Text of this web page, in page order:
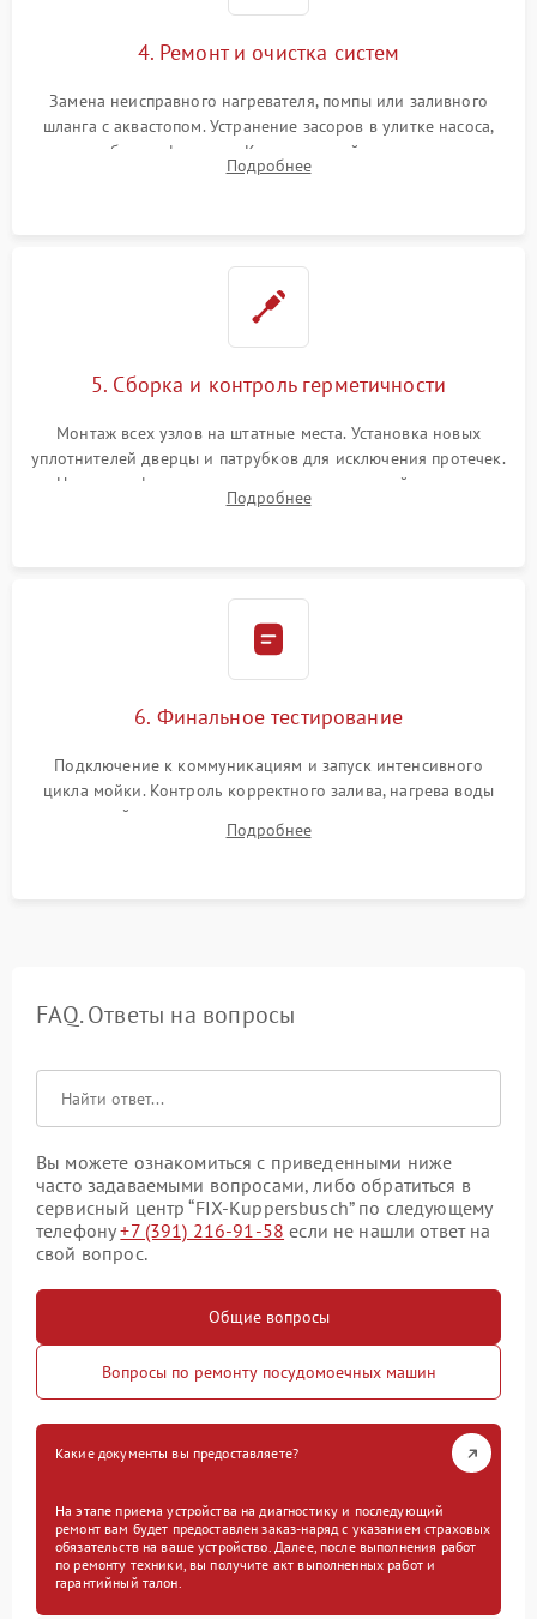
4. Ремонт и очистка систем
Замена неисправного нагревателя, помпы или заливного
шланга с аквастопом. Устранение засоров в улитке насоса,
патрубках и фильтрах. Компонентный ремонт платы
управления, восстановление поврежденной проводки.
Подробнее
5. Сборка и контроль герметичности
Монтаж всех узлов на штатные места. Установка новых
уплотнителей дверцы и патрубков для исключения протечек.
Надежная фиксация хомутов гидравлической системы,
сборка корпуса и установка датчика поплавка.
Подробнее
6. Финальное тестирование
Подключение к коммуникациям и запуск интенсивного
цикла мойки. Контроль корректного залива, нагрева воды
до нужной температуры, отсутствия посторонних шумов,
штатного слива и абсолютной сухости в поддоне.
Подробнее
FAQ. Ответы на вопросы
Вы можете ознакомиться с приведенными ниже
часто задаваемыми вопросами, либо обратиться в
сервисный центр “FIX-Kuppersbusch” по следующему
телефону+7 (391) 216-91-58 если не нашли ответ на
свой вопрос.
Общие вопросы
Вопросы по ремонту посудомоечных машин
Какие документы вы предоставляете?
На этапе приема устройства на диагностику и последующий
ремонт вам будет предоставлен заказ-наряд с указанием страховых
обязательств на ваше устройство. Далее, после выполнения работ
по ремонту техники, вы получите акт выполненных работ и
гарантийный талон.